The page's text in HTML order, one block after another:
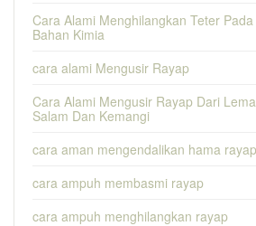
Cara Alami Menghilangkan Teter
Bahan Kimia
cara alami Mengusir Rayap
Cara Alami Mengusir Rayap Dari
Salam Dan Kemangi
cara aman mengendalikan hama rayap
cara ampuh membasmi rayap
cara ampuh menghilangkan rayap